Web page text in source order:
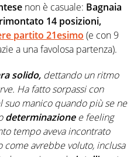
non è casuale: Bagnaia
14 posizioni,
partito 21esimo (e con 9
a una favolosa partenza).
solido, dettando un ritmo
Ha fatto sorpassi con
suo manico quando più se ne
determinazionee feeling
tempo aveva incontrato
avrebbe voluto, inclusa